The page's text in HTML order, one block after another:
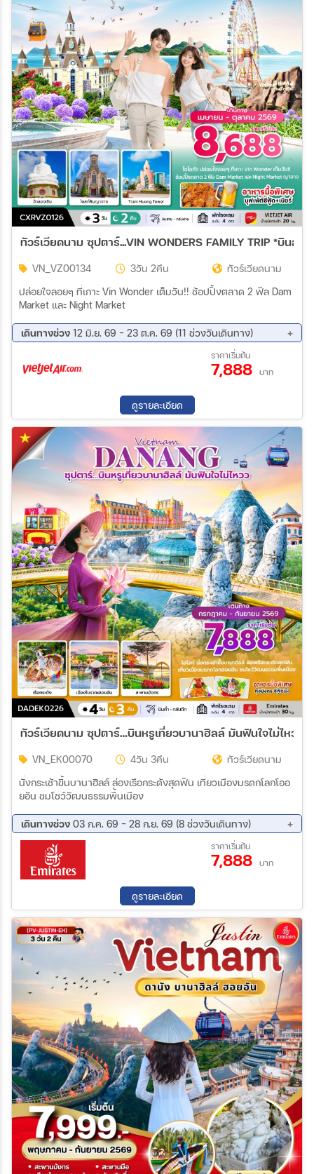
ทัวร์เวียดนาม ซุปตาร์...VIN WONDERS FAMILY TRIP *บินส
VN_VZ00134 3วัน 2คืน
ทัวร์เวียดนาม
ปล่อยใจลอยๆ ที่เกาะ Vin Wonder เต็มวัน!! ช้อปปิ้งตลาด 2 ฟีล Dam
Market และ Night Market
เดินทางช่วง 12 มิ.ย. 69 - 23 ต.ค. 69 (11 ช่วงวันเดินทาง)
28 ส.ค. 69 - 30 ส.ค. 69
11 ก.ย. 69 - 13 ก.ย. 69
18 ก.ย. 69 - 20 ก.ย. 69
02 ต.ค. 69 - 04 ต.ค. 69
09 ต.ค. 69 - 11 ต.ค. 69
16 ต.ค. 69 - 18 ต.ค. 69
21 ต.ค. 69 - 23 ต.ค. 69
ราคาเริ่มต้น
7,888 บาท
ดูรายละเอียด
ทัวร์เวียดนาม ซุปตาร์…บินหรูเที่ย
VN_EK00070 4วัน 3คืน
ทัวร์เวียดนาม
นั่งกระเช้าขิ้นบานาฮิลล์ ล่องเรือกระด้งสุดฟิน เที่ยวเมืองมรดกโลกโออ
ยอัน ชมโชว์วัฒนธรรมพื้นเมือง
เดินทางช่วง 03 ก.ค. 69 - 28 ก.ย. 69 (8 ช่วงวันเดินทาง)
09 ส.ค. 69 - 12 ส.ค. 69
14 ส.ค. 69 - 17 ส.ค. 69
21 ส.ค. 69 - 24 ส.ค. 69
28 ส.ค. 69 - 31 ส.ค. 69
04 ก.ย. 69 - 07 ก.ย. 69
11 ก.ย. 69 - 14 ก.ย. 69
25 ก.ย. 69 - 28 ก.ย. 69
ราคาเริ่มต้น
7,888 บาท
ดูรายละเอียด